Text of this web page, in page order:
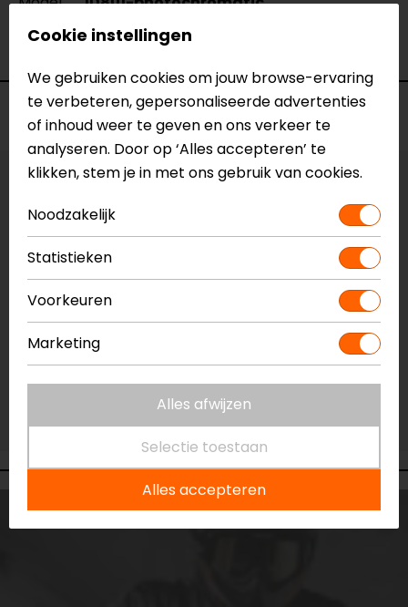
Merk
John Doe
Voorraad
Niet op voorraad
Vestiging Breda
Niet op voorraad
Vestiging Capelle a/d IJssel
Niet op voorraad
Vestiging Eindhoven
Niet op voorraad
Cookie instellingen
We gebruiken cookies om jouw browse-ervaring
te verbeteren, gepersonaliseerde advertenties
of inhoud weer te geven en ons verkeer te
analyseren. Door op ‘Alles accepteren’ te
klikken, stem je in met ons gebruik van cookies.
Noodzakelijk
Statistieken
Voorkeuren
Marketing
Alles afwijzen
Selectie toestaan
Alles accepteren